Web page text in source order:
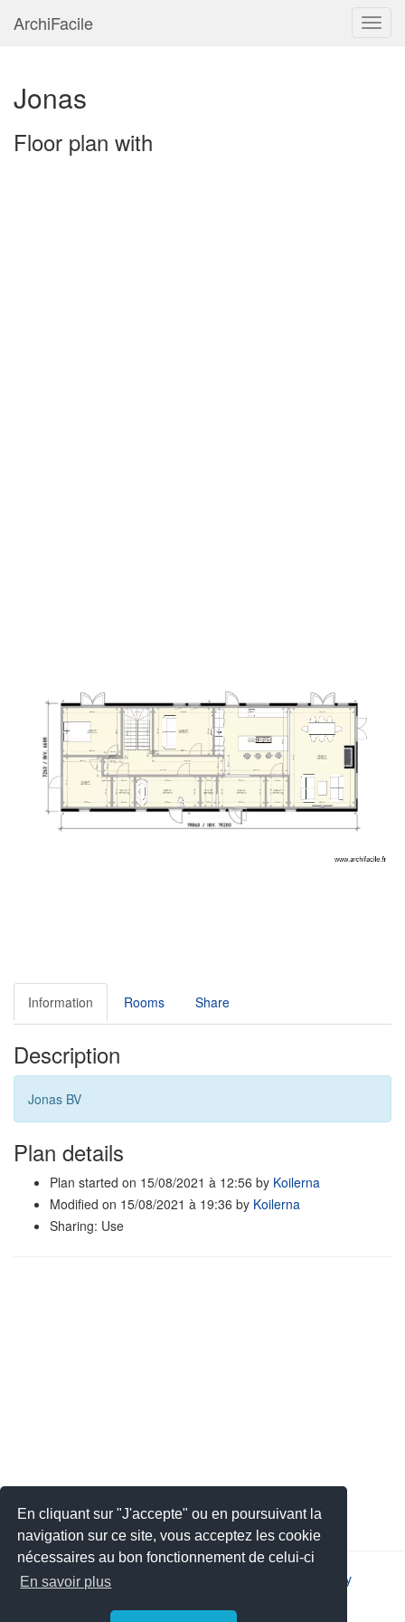
En cliquant sur "J'accepte" ou en poursuivant la
navigation sur ce site, vous acceptez les cookie
nécessaires au bon fonctionnement de celui-ci
En savoir plus
ArchiFacile
Jonas
Floor plan with
Information Rooms Share
Description
Jonas BV
Plan details
Plan started on 15/08/2021 à 12:56 by Koilerna
Modified on 15/08/2021 à 19:36 by Koilerna
Sharing: Use
2026 © JSYS | Privacy policy